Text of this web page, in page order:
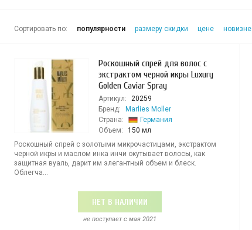
Сортировать по: популярности размеру скидки цене новизне
Роскошный спрей для волос с
экстрактом черной икры Luxury
Golden Caviar Spray
Артикул:
20259
Бренд:
Marlies Moller
Страна:
Германия
Объем:
150 мл
Роскошный спрей с золотыми микрочастицами, экстрактом
черной икры и маслом инка инчи окутывает волосы, как
защитная вуаль, дарит им элегантный объем и блеск.
Облегча...
НЕТ В НАЛИЧИИ
не поступает c мая 2021